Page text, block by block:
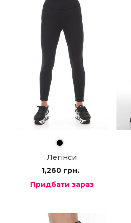
Легінси
1,260 грн.
Придбати зараз